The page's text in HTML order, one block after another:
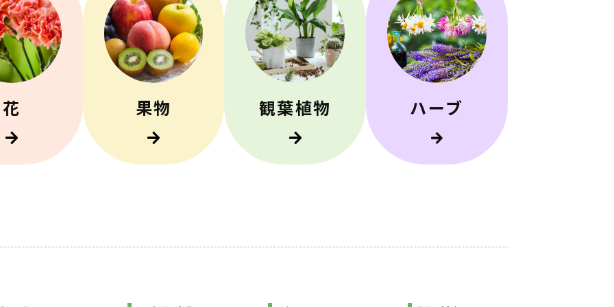
花 果物 観葉植物 ハーブ